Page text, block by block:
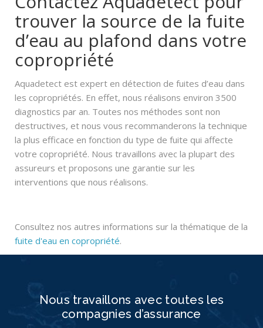
trouver la source de la fuite
d’eau au plafond dans votre
copropriété
Aquadetect est expert en détection de fuites d’eau dans
les copropriétés. En effet, nous réalisons environ 3500
diagnostics par an. Toutes nos méthodes sont non
destructives, et nous vous recommanderons la technique
la plus efficace en fonction du type de fuite qui affecte
votre copropriété. Nous travaillons avec la plupart des
assureurs et proposons une garantie sur les
interventions que nous réalisons.
Consultez nos autres informations sur la thématique de la
fuite d'eau en copropriété.
Nous travaillons avec toutes les
compagnies d’assurance